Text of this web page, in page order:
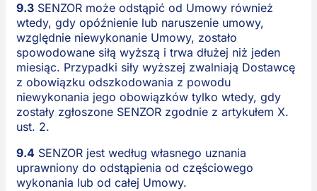
9.3SENZOR może odstąpić od Umowy również
wtedy, gdy opóźnienie lub naruszenie umowy,
względnie niewykonanie Umowy, zostało
spowodowane siłą wyższą i trwa dłużej niż jeden
miesiąc. Przypadki siły wyższej zwalniają Dostawcę
z obowiązku odszkodowania z powodu
niewykonania jego obowiązków tylko wtedy, gdy
zostały zgłoszone SENZOR zgodnie z artykułem X.
ust. 2.
9.4SENZOR jest według własnego uznania
uprawniony do odstąpienia od częściowego
wykonania lub od całej Umowy.